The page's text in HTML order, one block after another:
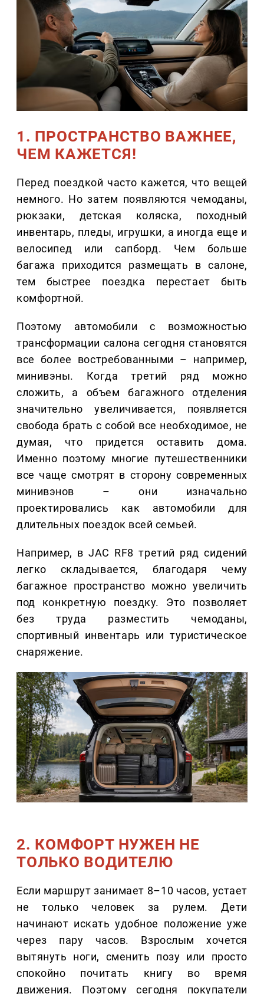
1. ПРОСТРАНСТВО ВАЖНЕЕ,
ЧЕМ КАЖЕТСЯ!
Перед поездкой часто кажется, что вещей
немного. Но затем появляются чемоданы,
рюкзаки, детская коляска, походный
инвентарь, пледы, игрушки, а иногда еще и
велосипед или сапборд. Чем больше
багажа приходится размещать в салоне,
тем быстрее поездка перестает быть
комфортной.
Поэтому автомобили с возможностью
трансформации салона сегодня становятся
все более востребованными – например,
минивэны. Когда третий ряд можно
сложить, а объем багажного отделения
значительно увеличивается, появляется
свобода брать с собой все необходимое, не
думая, что придется оставить дома.
Именно поэтому многие путешественники
все чаще смотрят в сторону современных
минивэнов – они изначально
проектировались как автомобили для
длительных поездок всей семьей.
Например, в JAC RF8 третий ряд сидений
легко складывается, благодаря чему
багажное пространство можно увеличить
под конкретную поездку. Это позволяет
без труда разместить чемоданы,
спортивный инвентарь или туристическое
снаряжение.
2. КОМФОРТ НУЖЕН НЕ
ТОЛЬКО ВОДИТЕЛЮ
Если маршрут занимает 8–10 часов, устает
не только человек за рулем. Дети
начинают искать удобное положение уже
через пару часов. Взрослым хочется
вытянуть ноги, сменить позу или просто
спокойно почитать книгу во время
движения. Поэтому сегодня покупатели